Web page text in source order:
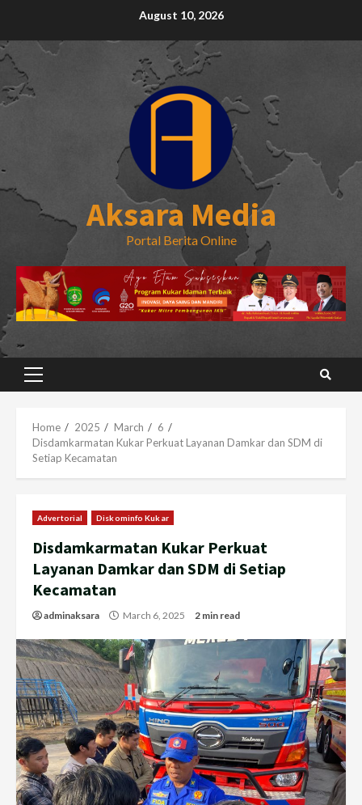
content
August 10, 2026
Aksara Media
Portal Berita Online
Primary
Home 2025 March
6
Disdamkarmatan Kukar Perkuat Layanan Damkar dan SDM di
Setiap Kecamatan
Advertorial Diskominfo Kukar
Disdamkarmatan Kukar Perkuat
Layanan Damkar dan SDM di Setiap
Kecamatan
adminaksara March 6, 2025 2 min read